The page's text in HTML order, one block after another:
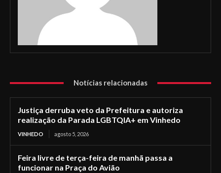
Notícias relacionadas
Justiça derruba veto da Prefeitura e autoriza
realização da Parada LGBTQIA+ em Vinhedo
VINHEDO agosto 5, 2026
Feira livre de terça-feira de manhã passa a
funcionar na Praça do Avião